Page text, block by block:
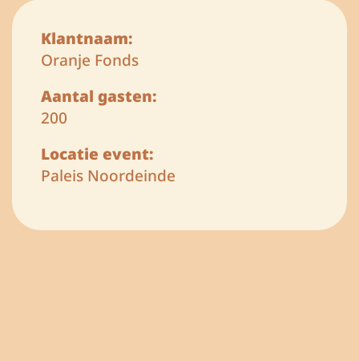
Klantnaam:
Oranje Fonds
Aantal gasten:
200
Locatie event:
Paleis Noordeinde